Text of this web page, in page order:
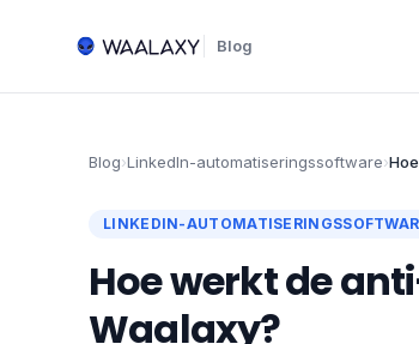
Blog
Blog›LinkedIn-automatiseringssoftware›
LINKEDIN-
Hoe werkt de
Waalaxy?